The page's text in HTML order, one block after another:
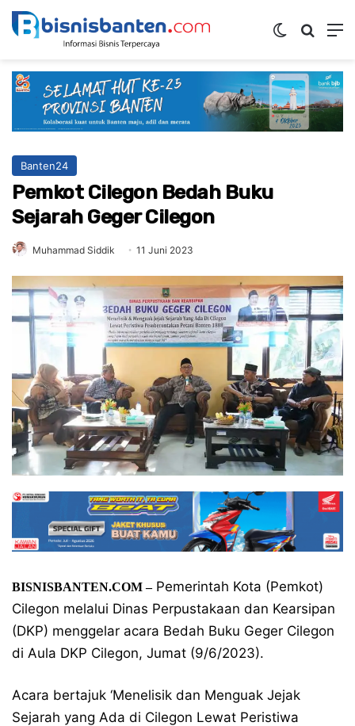
Switch skin
Banten24
Pemkot Cilegon Bedah Buku
Sejarah Geger Cilegon
Muhammad Siddik 11 Juni 2023
BISNISBANTEN.COM –Pemerintah Kota (Pemkot)
Cilegon melalui Dinas Perpustakaan dan Kearsipan
(DKP) menggelar acara Bedah Buku Geger Cilegon
di Aula DKP Cilegon, Jumat (9/6/2023).
Acara bertajuk ‘Menelisik dan Menguak Jejak
Sejarah yang Ada di Cilegon Lewat Peristiwa